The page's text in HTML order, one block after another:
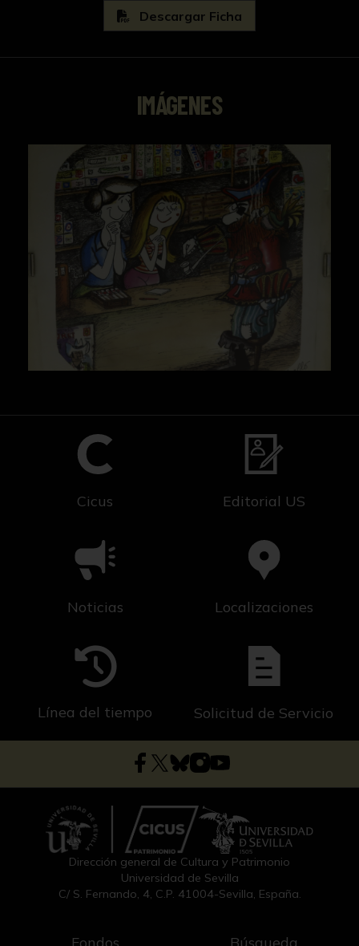
Descargar Ficha
IMÁGENES
Cicus Editorial US
Noticias Localizaciones
Línea del tiempo Solicitud de Servicio
Dirección general de Cultura y Patrimonio
Universidad de Sevilla
C/ S. Fernando, 4, C.P. 41004-Sevilla, España.